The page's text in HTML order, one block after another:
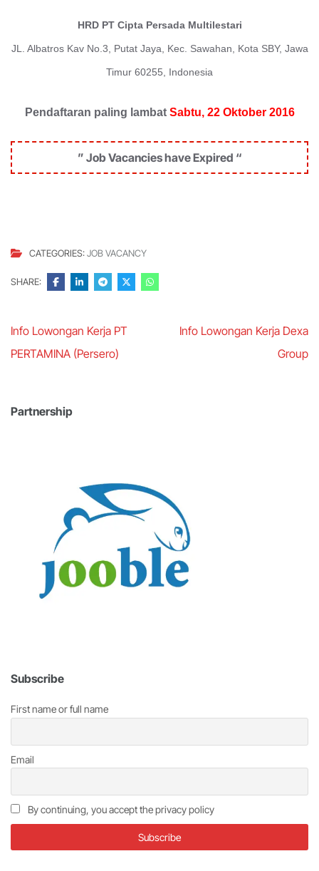
HRD PT Cipta Persada Multilestari
JL. Albatros Kav No.3, Putat Jaya, Kec. Sawahan, Kota SBY, Jawa
Timur 60255, Indonesia
Pendaftaran paling lambat Sabtu, 22 Oktober 2016
” Job Vacancies have Expired “
CATEGORIES:JOB VACANCY
SHARE:
Post
navigation
Info Lowongan Kerja PT
PERTAMINA (Persero)
Info Lowongan Kerja Dexa
Group
Partnership
Subscribe
First name or full name
Email
By continuing, you accept the privacy policy